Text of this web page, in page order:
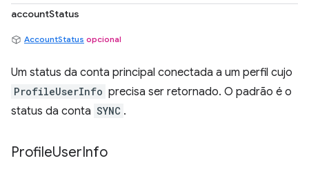
accountStatus
AccountStatus opcional
Um status da conta principal conectada a um perfil cujo
ProfileUserInfo precisa ser retornado. O padrão é o
status da conta SYNC .
ProfileUserInfo